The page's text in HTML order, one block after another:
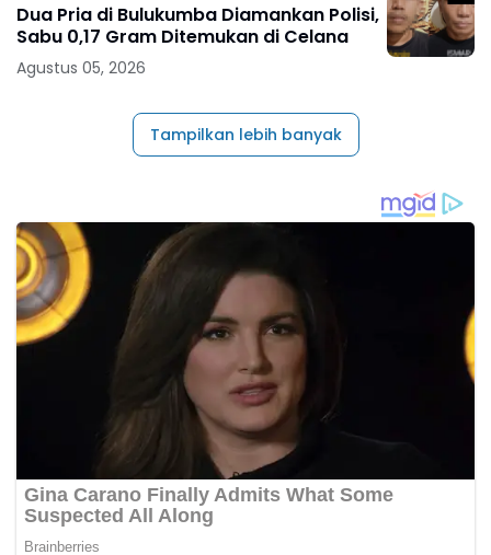
Dua Pria di Bulukumba Diamankan Polisi,
Sabu 0,17 Gram Ditemukan di Celana
Agustus 05, 2026
Tampilkan lebih banyak